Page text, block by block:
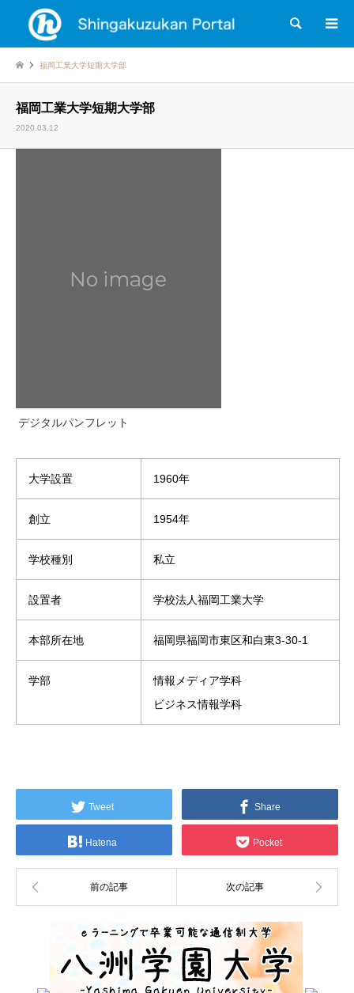
検索
福岡工業大学短期大学部
福岡工業大学短期大学部
2020.03.12
デジタルパンフレット
大学設置 1960年
創立 1954年
学校種別 私立
設置者 学校法人福岡工業大学
本部所在地 福岡県福岡市東区和白東3-30-1
学部
情報メディア学科
ビジネス情報学科
Tweet Share
Hatena Pocket